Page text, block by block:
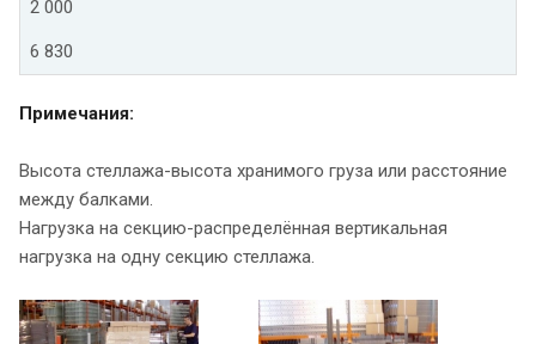
2 000
6 830
Примечания:
Высота стеллажа-высота хранимого груза или расстояние
между балками.
Нагрузка на секцию-распределённая вертикальная
нагрузка на одну секцию стеллажа.